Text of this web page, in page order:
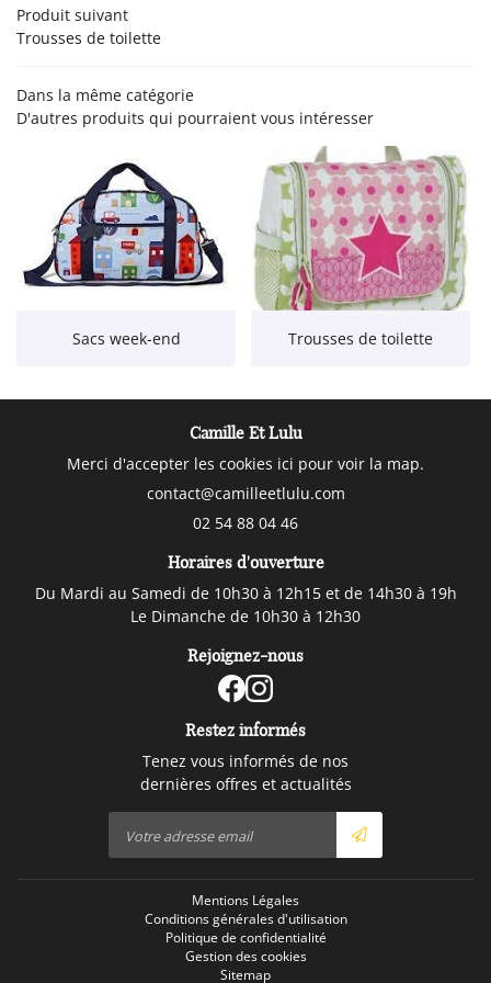
- DÉCO
CONTACT
Restez
Inscription
Produit suivant
Trousses de toilette
Dans la même catégorie
D'autres produits qui pourraient vous intéresser
Sacs week-end Trousses de toilette
Camille Et Lulu
Merci d'accepter les cookies ici pour voir la map.
02 54 88 04 46
Horaires d'ouverture
Du Mardi au Samedi de 10h30 à 12h15 et de 14h30 à 19h
Le Dimanche de 10h30 à 12h30
Rejoignez-nous
Restez informés
Tenez vous informés de nos
dernières offres et actualités
Mentions Légales
Conditions générales d'utilisation
Politique de confidentialité
Gestion des cookies
Sitemap